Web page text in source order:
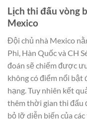
Lịch thi đấu vòng
Mexico
Đội chủ nhà Mexico
Phi, Hàn Quốc và CH
đoán sẽ chiếm được
không có điểm nổi bật
hạng. Tuy nhiên kết
thêm thời gian thi đấu
bỏ lỡ diễn biến của